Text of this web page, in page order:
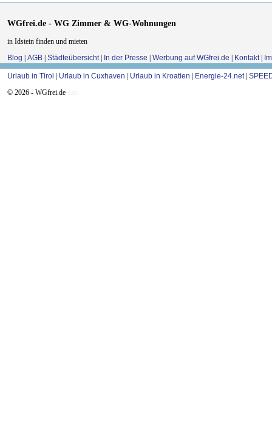
WGfrei.de - WG Zimmer & WG-Wohnungen
in Idstein finden und mieten
Blog | AGB | Städteübersicht | In der Presse | Werbung auf WGfrei.de | Kontakt |
Urlaub in Tirol | Urlaub in Cuxhaven | Urlaub in Kroatien | Energie-24.net|
© 2026 - WGfrei.de